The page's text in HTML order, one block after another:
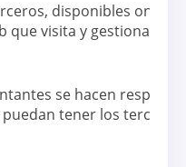
disponibles on
que visita y gestionar su
se hacen
tener los